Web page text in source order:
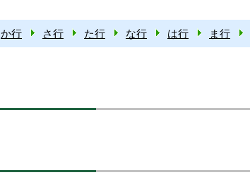
か行 さ行 た行 な行 は行 ま行